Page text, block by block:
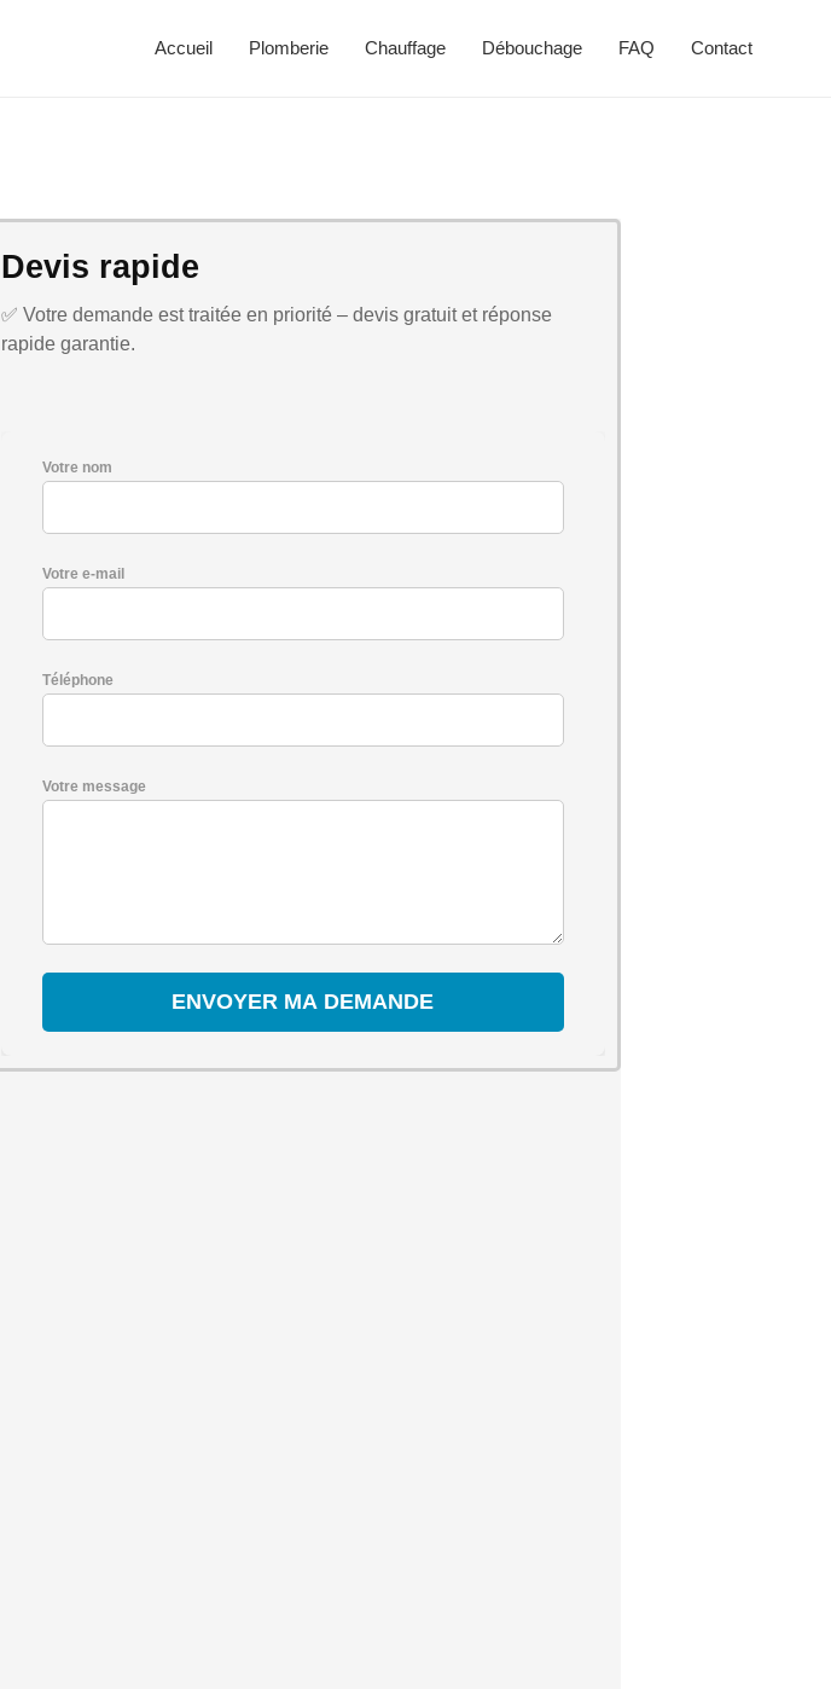
Accueil Plomberie Chauffage Débouchage FAQ Contact
Devis rapide
✅ Votre demande est traitée en priorité – devis gratuit et réponse
rapide garantie.
Votre nom
Votre e-mail
Téléphone
Votre message